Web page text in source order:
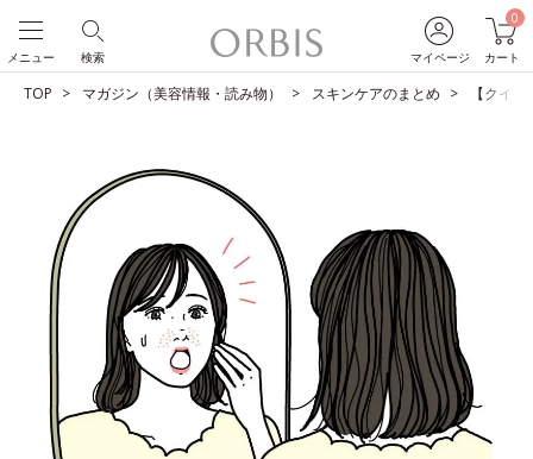
マイページ
0
カート
検索
メニュー
TOP マガジン（美容情報・読み物） スキンケアのまとめ 【クイ